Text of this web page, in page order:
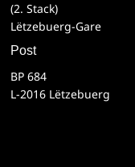
(2. Stack)
Lëtzebuerg-Gare
Post
BP 684
L-2016 Lëtzebuerg